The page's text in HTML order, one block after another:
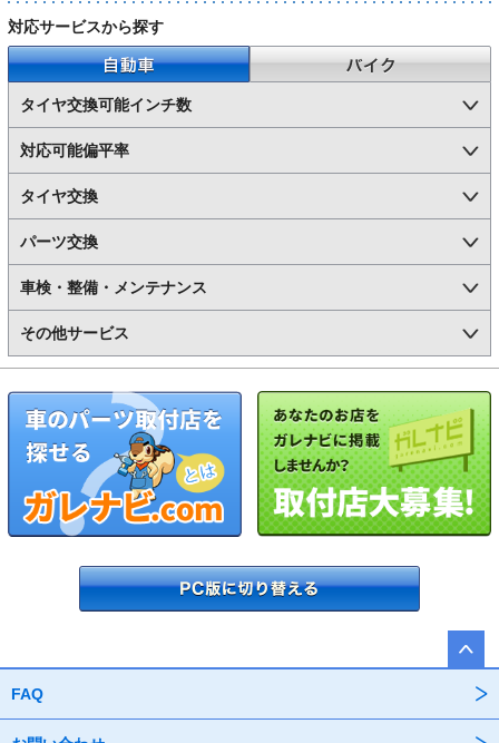
対応サービスから探す
自動車
タイヤ交換可能インチ数
対応可能偏平率
タイヤ交換
パーツ交換
車検・整備・メンテナンス
その他サービス
FAQ